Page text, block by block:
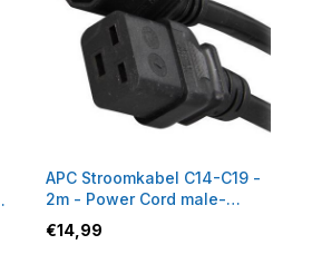
APC Stroomkabel C14-C19 -
2m - Power Cord male-
female - AP9878
€14,99